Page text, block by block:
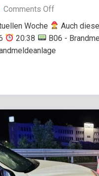
Comments Off
Woche
Auch
20:38 B06 -